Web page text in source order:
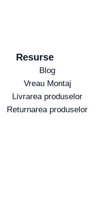
Resurse
Blog
Vreau Montaj
Livrarea produselor
Returnarea produselor